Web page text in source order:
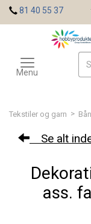
Tekstiler og garn >
Se alt
ass.
81 40 55 37
Toggle
navigation
Menu